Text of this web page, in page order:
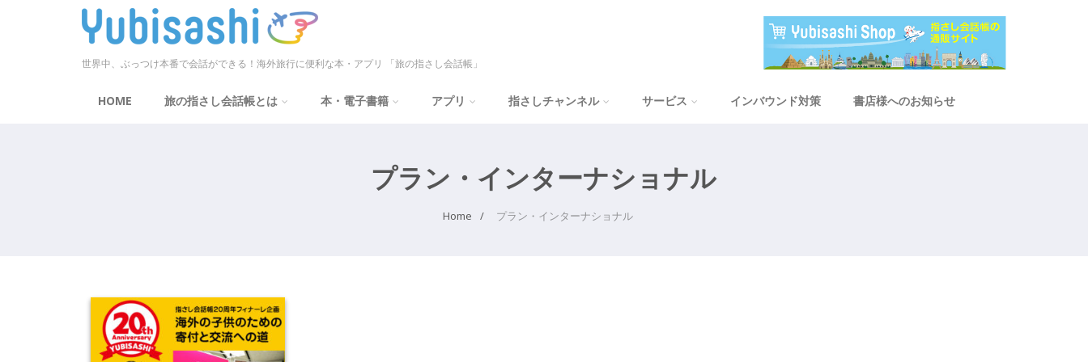
世界中、ぶっつけ本番で会話ができる！海外旅行に便利な本・アプリ 「旅の指さし会話帳」
HOME 旅の指さし会話帳とは 本・電子書籍 アプリ 指さしチャンネル サービス インバウンド対策 書店様へのお知らせ
プラン・インターナショナル
Home プラン・インターナショナル